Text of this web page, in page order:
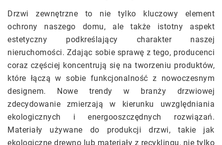
Drzwi zewnętrzne to nie tylko kluczowy element
ochrony naszego domu, ale także istotny aspekt
estetyczny podkreślający charakter naszej
nieruchomości. Zdając sobie sprawę z tego, producenci
coraz częściej koncentrują się na tworzeniu produktów,
które łączą w sobie funkcjonalność z nowoczesnym
designem. Nowe trendy w branży drzwiowej
zdecydowanie zmierzają w kierunku uwzględniania
ekologicznych i energooszczędnych rozwiązań.
Materiały używane do produkcji drzwi, takie jak
ekologiczne drewno lub materiały z recyklingu, nie tylko